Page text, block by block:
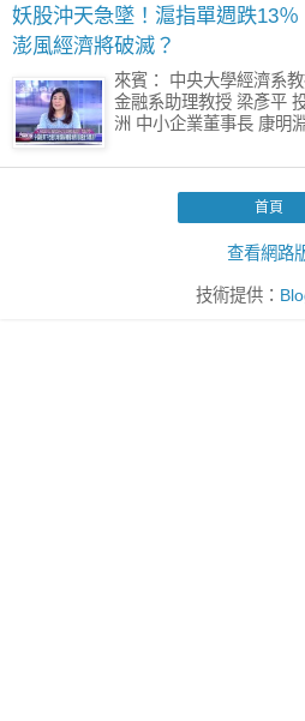
妖股沖天急墜！滬指單週跌13％
澎風經濟將破滅？
來賓： 中央大學經濟系
金融系助理教授 梁彥平
洲 中小企業董事長 康明
首頁
查看網路
技術提供：